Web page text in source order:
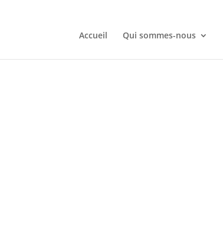
Accueil Qui sommes-nous